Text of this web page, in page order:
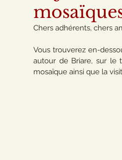
Chers adhérents, chers
Vous trouverez en-
autour de Briare, sur le
mosaïque ainsi que la